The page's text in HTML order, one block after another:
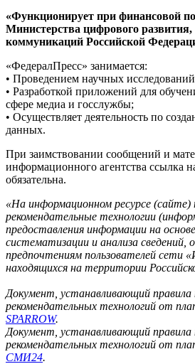
«Функционирует при финансовой
Министерства цифрового
коммуникаций Российской
«ФедералПресс» занимается:
• Проведением научных
• Разработкой приложений для
сфере медиа и госслужбы;
• Осуществляет деятельность по
данных.
При заимствовании сообщений и
информационного агентства ссылка
обязательна.
«На информационном ресурсе
рекомендательные технологии
предоставления информации на
систематизации и анализа сведений,
предпочтениям пользователей сети
находящихся на территории
Документ, устанавливающий правила
рекомендательных технологий от
SPARROW.
Документ, устанавливающий правила
рекомендательных технологий от
СМИ24.